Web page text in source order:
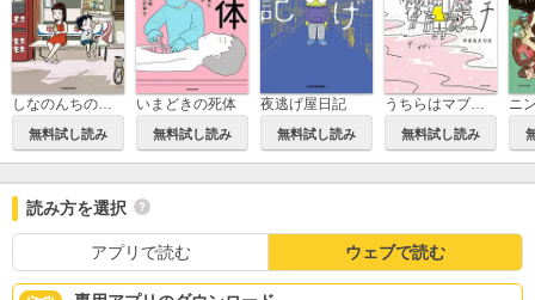
しなのんちのいくる
無料試し読み
いまどきの死体
無料試し読み
夜逃げ屋日記
無料試し読み
うちらはマブダチ
無料試し読み
読み方を選択
アプリで読む ウェブで読む